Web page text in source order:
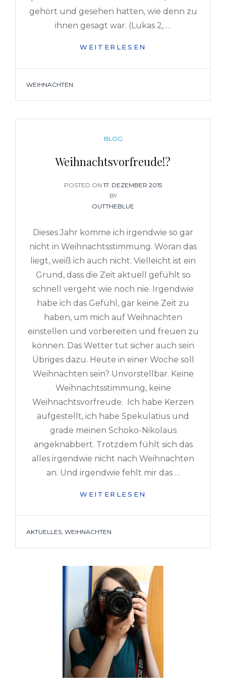
gehört und gesehen hatten, wie denn zu
ihnen gesagt war. (Lukas 2, …
WEITERLESEN
TAGS
WEIHNACHTEN
CATEGORIES
BLOG
Weihnachtsvorfreude!?
POSTED ON POSTED
ON
17. DEZEMBER 2015
BY
OUTTHEBLUE
Dieses Jahr komme ich irgendwie so gar
nicht in Weihnachtsstimmung. Woran das
liegt, weiß ich auch nicht. Vielleicht ist ein
Grund, dass die Zeit aktuell gefühlt so
schnell vergeht wie noch nie. Irgendwie
habe ich das Gefühl, gar keine Zeit zu
haben, um mich auf Weihnachten
einstellen und vorbereiten und freuen zu
können. Das Wetter tut sicher auch sein
Übriges dazu. Heute in einer Woche soll
Weihnachten sein? Unvorstellbar. Keine
Weihnachtsstimmung, keine
Weihnachtsvorfreude. Ich habe Kerzen
aufgestellt, ich habe Spekulatius und
grade meinen Schoko-Nikolaus
angeknabbert. Trotzdem fühlt sich das
alles irgendwie nicht nach Weihnachten
an. Und irgendwie fehlt mir das …
WEITERLESEN
TAGS
AKTUELLES WEIHNACHTEN